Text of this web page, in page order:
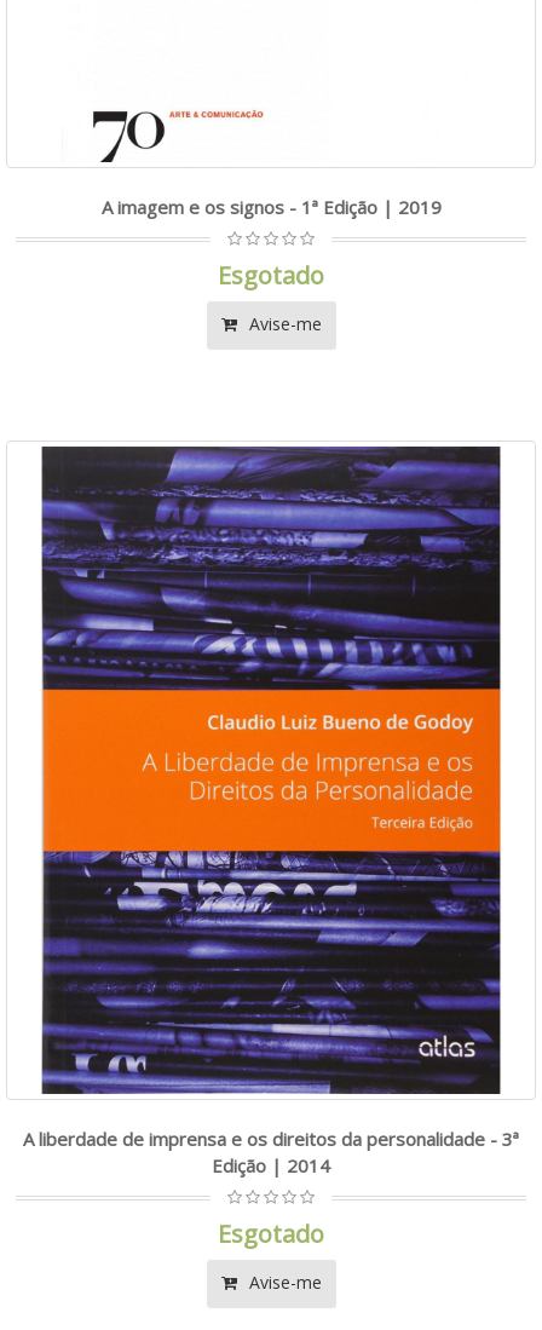
A imagem e os signos - 1ª Edição | 2019
Esgotado
Avise-me
A liberdade de imprensa e os direitos da personalidade - 3ª
Edição | 2014
Esgotado
Avise-me